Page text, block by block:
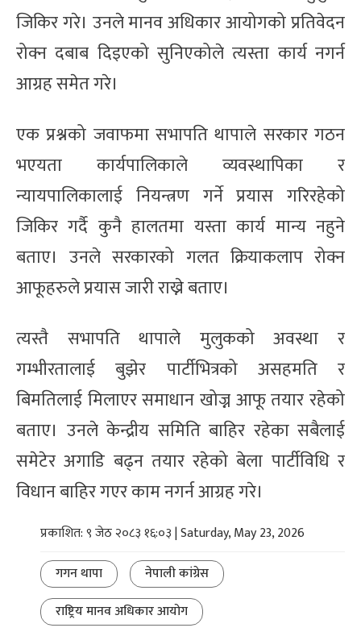
जिकिर गरे। उनले मानव अधिकार आयोगको प्रतिवेदन
रोक्न दबाब दिइएको सुनिएकोले त्यस्ता कार्य नगर्न
आग्रह समेत गरे।
एक प्रश्नको जवाफमा सभापति थापाले सरकार गठन
भएयता कार्यपालिकाले व्यवस्थापिका र
न्यायपालिकालाई नियन्त्रण गर्ने प्रयास गरिरहेको
जिकिर गर्दै कुनै हालतमा यस्ता कार्य मान्य नहुने
बताए। उनले सरकारको गलत क्रियाकलाप रोक्न
आफूहरुले प्रयास जारी राख्ने बताए।
त्यस्तै सभापति थापाले मुलुकको अवस्था र
गम्भीरतालाई बुझेर पार्टीभित्रको असहमति र
बिमतिलाई मिलाएर समाधान खोज्न आफू तयार रहेको
बताए। उनले केन्द्रीय समिति बाहिर रहेका सबैलाई
समेटेर अगाडि बढ्न तयार रहेको बेला पार्टीविधि र
विधान बाहिर गएर काम नगर्न आग्रह गरे।
प्रकाशित: ९ जेठ २०८३ १६:०३ | Saturday, May 23, 2026
गगन थापा
नेपाली कांग्रेस
राष्ट्रिय मानव अधिकार आयोग